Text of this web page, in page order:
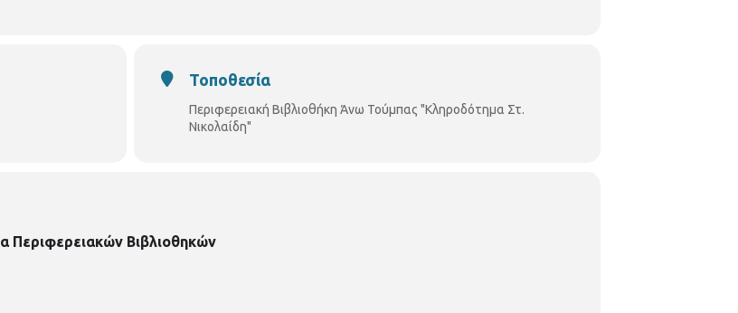
Τοποθεσία
Περιφερειακή Βιβλιοθήκη Άνω Τούμπας "Κληροδότημα Στ.
Νικολαίδη"
Περιφερειακών Βιβλιοθηκών